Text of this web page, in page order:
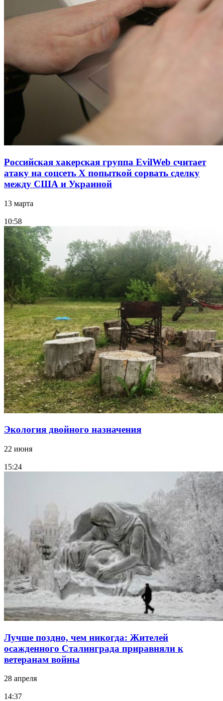
Российская хакерская группа EvilWeb считает
атаку на соцсеть Х попыткой сорвать сделку
между США и Украиной
13 марта
10:58
Экология двойного назначения
22 июня
15:24
Лучше поздно, чем никогда: Жителей
осажденного Сталинграда приравняли к
ветеранам войны
28 апреля
14:37